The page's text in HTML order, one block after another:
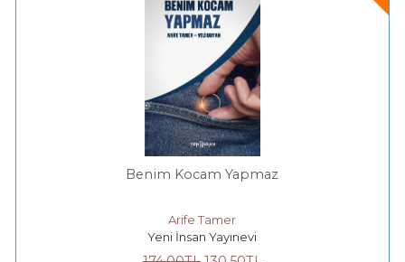
Benim Kocam Yapmaz
Arife Tamer
Yeni İnsan Yayınevi